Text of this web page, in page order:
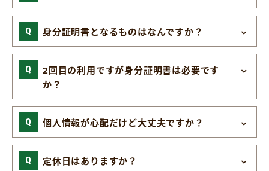
身分証明書となるものはなんですか？
2回目の利用ですが身分証明書は必要です
か？
個人情報が心配だけど大丈夫ですか？
定休日はありますか？